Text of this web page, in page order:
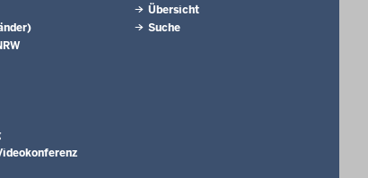
Übersicht
Suche